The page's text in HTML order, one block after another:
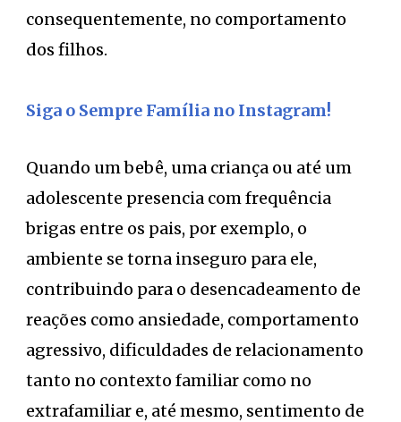
consequentemente, no comportamento
dos filhos.
Siga o Sempre Família no Instagram!
Quando um bebê, uma criança ou até um
adolescente presencia com frequência
brigas entre os pais, por exemplo, o
ambiente se torna inseguro para ele,
contribuindo para o desencadeamento de
reações como ansiedade, comportamento
agressivo, dificuldades de relacionamento
tanto no contexto familiar como no
extrafamiliar e, até mesmo, sentimento de